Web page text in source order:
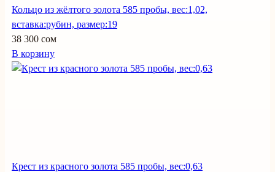
Кольцо из жёлтого золота 585 пробы, вес:1,02,
вставка:рубин, размер:19
38 300 сом
В корзину
Крест из красного золота 585 пробы, вес:0,63